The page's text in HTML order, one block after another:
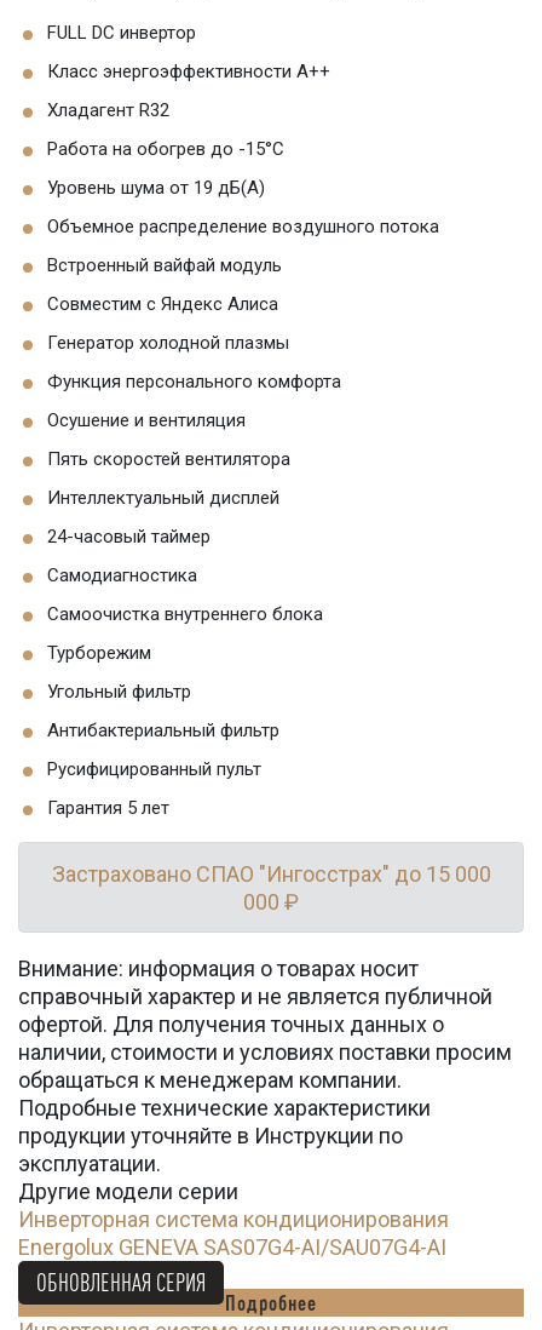
FULL DC инвертор
Класс энергоэффективности A++
Хладагент R32
Работа на обогрев до -15°C
Уровень шума от 19 дБ(А)
Объемное распределение воздушного потока
Встроенный вайфай модуль
Совместим с Яндекс Алиса
Генератор холодной плазмы
Функция персонального комфорта
Осушение и вентиляция
Пять скоростей вентилятора
Интеллектуальный дисплей
24-часовый таймер
Самодиагностика
Самоочистка внутреннего блока
Турборежим
Угольный фильтр
Антибактериальный фильтр
Русифицированный пульт
Гарантия 5 лет
Застраховано СПАО "Ингосстрах" до 15 000
000 ₽
Внимание: информация о товарах носит
справочный характер и не является публичной
офертой. Для получения точных данных о
наличии, стоимости и условиях поставки просим
обращаться к менеджерам компании.
Подробные технические характеристики
продукции уточняйте в Инструкции по
эксплуатации.
Другие модели серии
Инверторная система кондиционирования
Energolux GENEVA SAS07G4-AI/SAU07G4-AI
ОБНОВЛЕННАЯ СЕРИЯ
45 200Ꝑ
Подробнее